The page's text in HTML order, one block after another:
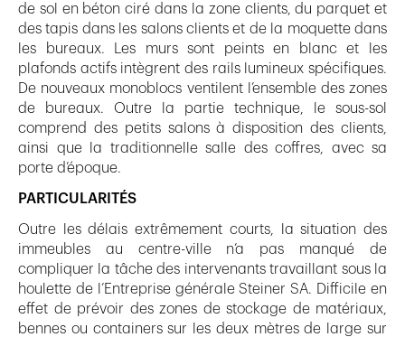
de sol en béton ciré dans la zone clients, du parquet et
des tapis dans les salons clients et de la moquette dans
les bureaux. Les murs sont peints en blanc et les
plafonds actifs intègrent des rails lumineux spécifiques.
De nouveaux monoblocs ventilent l’ensemble des zones
de bureaux. Outre la partie technique, le sous-sol
comprend des petits salons à disposition des clients,
ainsi que la traditionnelle salle des coffres, avec sa
porte d’époque.
PARTICULARITÉS
Outre les délais extrêmement courts, la situation des
immeubles au centre-ville n’a pas manqué de
compliquer la tâche des intervenants travaillant sous la
houlette de l’Entreprise générale Steiner SA. Difficile en
effet de prévoir des zones de stockage de matériaux,
bennes ou containers sur les deux mètres de large sur